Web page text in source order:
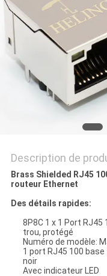
POLITIQUE
EN
MATIÈRE
DE
PROTECTION
VIE
PRIVÉE
Description de
Brass Shielded RJ45
routeur Ethernet
Des détails rapides:
8P8C 1 x 1 Port
trou, protégé
Numéro de modèle:
1 port RJ45 100
noir
Avec indicateur LED